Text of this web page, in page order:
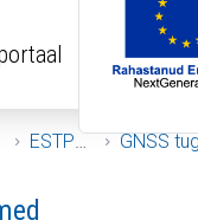
ESTPOS GNSS